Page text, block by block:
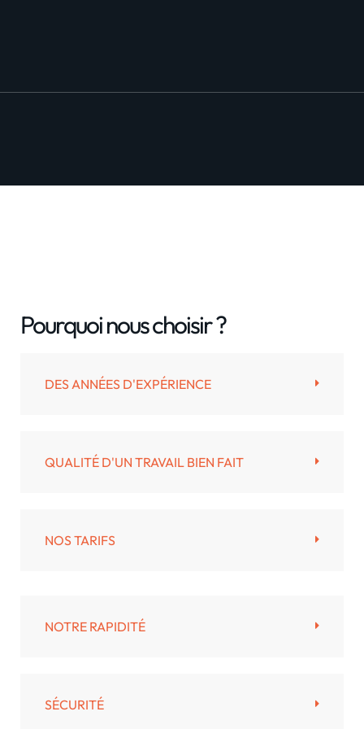
Pourquoi nous choisir ?
DES ANNÉES D'EXPÉRIENCE
QUALITÉ D'UN TRAVAIL BIEN FAIT
NOS TARIFS
NOTRE RAPIDITÉ
SÉCURITÉ